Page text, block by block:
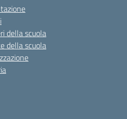
della scuola
della scuola